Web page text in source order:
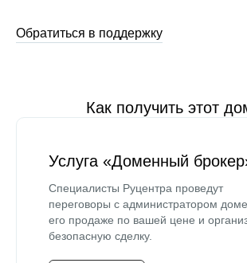
Обратиться в поддержку
Как получить этот
Услуга «Доменный
Специалисты Руцентра проведут
переговоры с администратором
его продаже по вашей цене и
безопасную сделку.